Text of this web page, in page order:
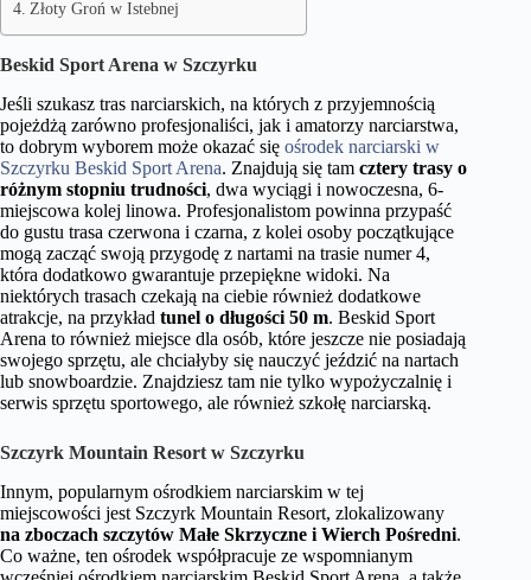
Złoty Groń w Istebnej
Beskid Sport Arena w Szczyrku
Jeśli szukasz tras narciarskich, na których z przyjemnością
pojeżdżą zarówno profesjonaliści, jak i amatorzy narciarstwa,
to dobrym wyborem może okazać się ośrodek narciarski w
Szczyrku Beskid Sport Arena. Znajdują się tam cztery trasy o
różnym stopniu trudności, dwa wyciągi i nowoczesna, 6-
miejscowa kolej linowa. Profesjonalistom powinna przypaść
do gustu trasa czerwona i czarna, z kolei osoby początkujące
mogą zacząć swoją przygodę z nartami na trasie numer 4,
która dodatkowo gwarantuje przepiękne widoki. Na
niektórych trasach czekają na ciebie również dodatkowe
atrakcje, na przykład tunel o długości 50 m. Beskid Sport
Arena to również miejsce dla osób, które jeszcze nie posiadają
swojego sprzętu, ale chciałyby się nauczyć jeździć na nartach
lub snowboardzie. Znajdziesz tam nie tylko wypożyczalnię i
serwis sprzętu sportowego, ale również szkołę narciarską.
Szczyrk Mountain Resort w Szczyrku
Innym, popularnym ośrodkiem narciarskim w tej
miejscowości jest Szczyrk Mountain Resort, zlokalizowany
na zboczach szczytów Małe Skrzyczne i Wierch Pośredni.
Co ważne, ten ośrodek współpracuje ze wspomnianym